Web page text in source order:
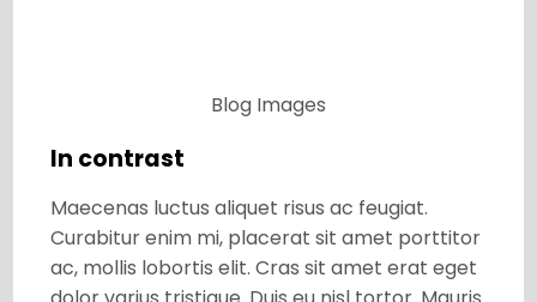
Blog Images
In contrast
Maecenas luctus aliquet risus ac feugiat.
Curabitur enim mi, placerat sit amet porttitor
ac, mollis lobortis elit. Cras sit amet erat eget